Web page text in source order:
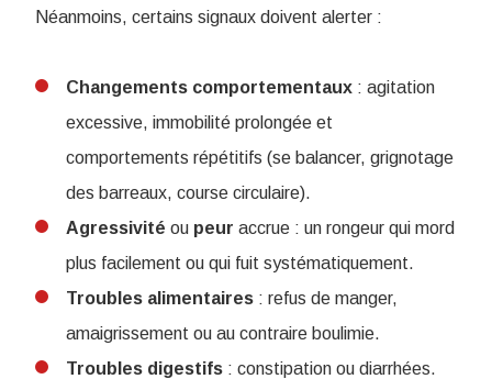
Néanmoins, certains signaux doivent alerter :
Changements comportementaux : agitation
excessive, immobilité prolongée et
comportements répétitifs (se balancer, grignotage
des barreaux, course circulaire).
Agressivité ou peur accrue : un rongeur qui mord
plus facilement ou qui fuit systématiquement.
Troubles alimentaires : refus de manger,
amaigrissement ou au contraire boulimie.
Troubles digestifs : constipation ou diarrhées.